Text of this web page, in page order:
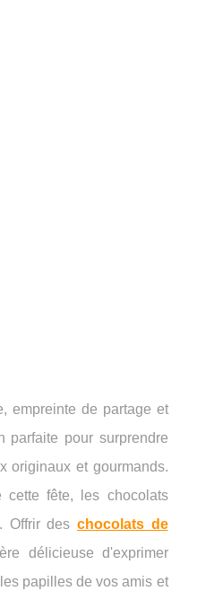
empreinte de partage et
parfaite pour surprendre
originaux et gourmands.
cette fête, les chocolats
Offrir deschocolats de
délicieuse d'exprimer
papilles de vos amis et